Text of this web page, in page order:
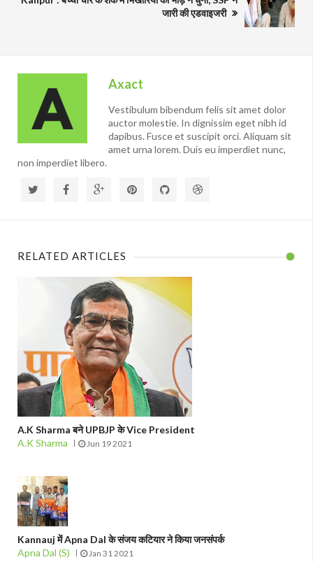
जारी की एडवाइजरी
Axact
Vestibulum bibendum felis sit amet dolor
auctor molestie. In dignissim eget nibh id
dapibus. Fusce et suscipit orci. Aliquam sit
amet urna lorem. Duis eu imperdiet nunc,
non imperdiet libero.
RELATED ARTICLES
A.K Sharma बने UPBJP के Vice President
A.K Sharma
Jun 19 2021
Kannauj में Apna Dal के संजय कटियार ने किया जनसंपर्क
Apna Dal (S)
Jan 31 2021